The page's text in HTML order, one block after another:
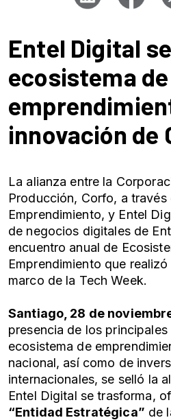
Entel Digital
ecosistema de
innovación de
La alianza entre la
Producción, Corfo, a través
Emprendimiento, y Entel
de negocios digitales de
encuentro anual de
Emprendimiento que
marco de la Tech Week.
Santiago, 28 de
presencia de los
ecosistema de
nacional, así como de
internacionales, se selló la
Entel Digital se trasforma,
“Entidad Estratégica” de